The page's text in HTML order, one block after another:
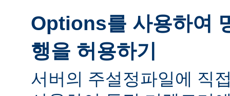
Options를 사용하여
행을 허용하기
서버의 주설정파일에 직